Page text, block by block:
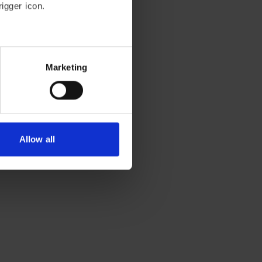
icon.
meters
details section.
who may combine
their services.
Marketing
Allow all